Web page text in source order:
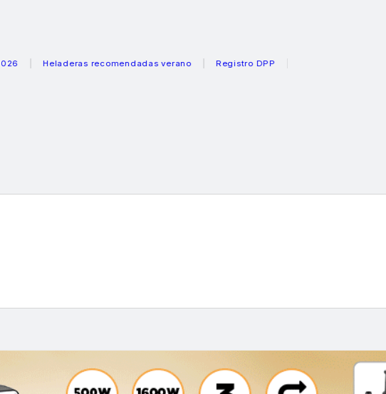
Heladeras recomendadas verano Registro DPP